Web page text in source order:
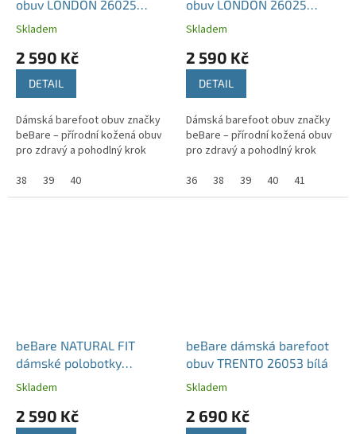
obuv LONDON 26025
hnědá
Skladem
2 590 Kč
DETAIL
Dámská barefoot obuv značky
beBare – přírodní kožená obuv
pro zdravý a pohodlný krok
38
39 40
obuv LONDON 26025
černá
Skladem
2 590 Kč
DETAIL
Dámská barefoot obuv značky
beBare – přírodní kožená obuv
pro zdravý a pohodlný krok
36
38 39 40 41
beBare NATURAL FIT
dámské polobotky
CMK2101 khaki
Skladem
2 590 Kč
beBare dámská barefoot
obuv TRENTO 26053 bílá
Skladem
2 690 Kč